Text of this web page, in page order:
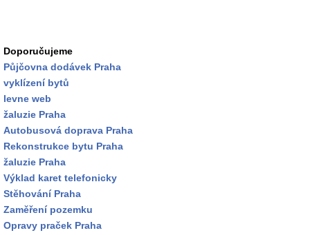
Doporučujeme
Půjčovna dodávek Praha
vyklízení bytů
levne web
žaluzie Praha
Autobusová doprava Praha
Rekonstrukce bytu Praha
žaluzie Praha
Výklad karet telefonicky
Stěhování Praha
Zaměření pozemku
Opravy praček Praha